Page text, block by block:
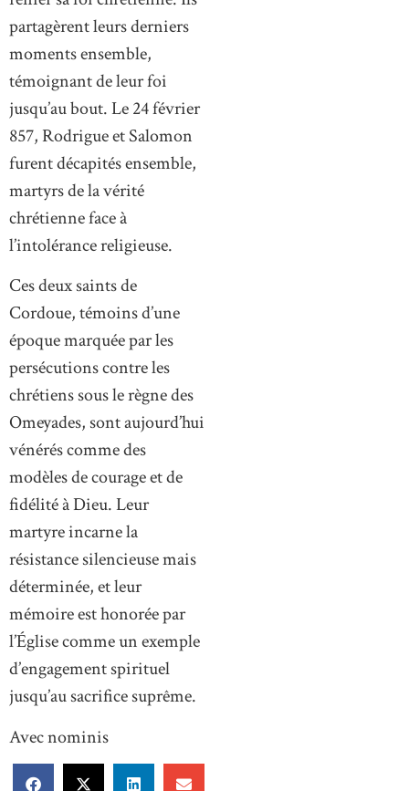
partagèrent leurs derniers
moments ensemble,
témoignant de leur foi
jusqu’au bout. Le 24 février
857, Rodrigue et Salomon
furent décapités ensemble,
martyrs de la vérité
chrétienne face à
l’intolérance religieuse.
Ces deux saints de
Cordoue, témoins d’une
époque marquée par les
persécutions contre les
chrétiens sous le règne des
Omeyades, sont aujourd’hui
vénérés comme des
modèles de courage et de
fidélité à Dieu. Leur
martyre incarne la
résistance silencieuse mais
déterminée, et leur
mémoire est honorée par
l’Église comme un exemple
d’engagement spirituel
jusqu’au sacrifice suprême.
Avec nominis